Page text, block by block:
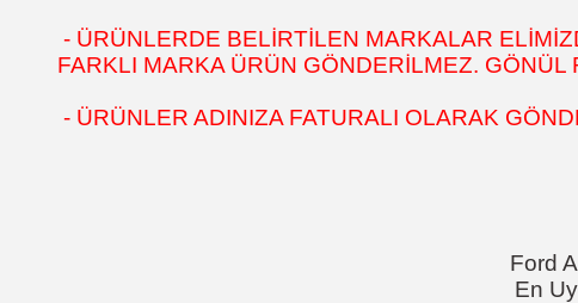
- ÜRÜNLERDE BELİRTİLEN MARKALAR
FARKLI MARKA ÜRÜN GÖNDERİLMEZ.
- ÜRÜNLER ADINIZA FATURALI OLARAK
Ford
En